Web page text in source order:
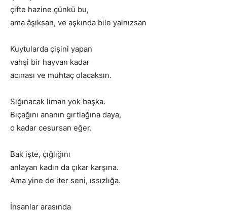
çifte hazine çünkü bu,
ama âşıksan, ve aşkında bile yalnızsan
Kuytularda çişini yapan
vahşi bir hayvan kadar
acınası ve muhtaç olacaksın.
Sığınacak liman yok başka.
Bıçağını ananın gırtlağına daya,
o kadar cesursan eğer.
Bak işte, çığlığını
anlayan kadın da çıkar karşına.
Ama yine de iter seni, ıssızlığa.
İnsanlar arasında